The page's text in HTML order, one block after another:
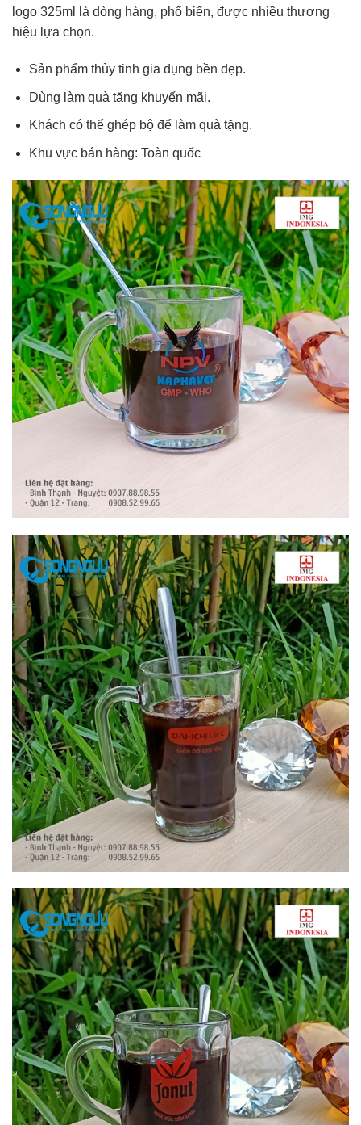
logo 325ml là dòng hàng, phổ biến, được nhiều thương
hiệu lựa chọn.
Sản phẩm thủy tinh gia dụng bền đẹp.
Dùng làm quà tặng khuyến mãi.
Khách có thể ghép bộ để làm quà tặng.
Khu vực bán hàng: Toàn quốc